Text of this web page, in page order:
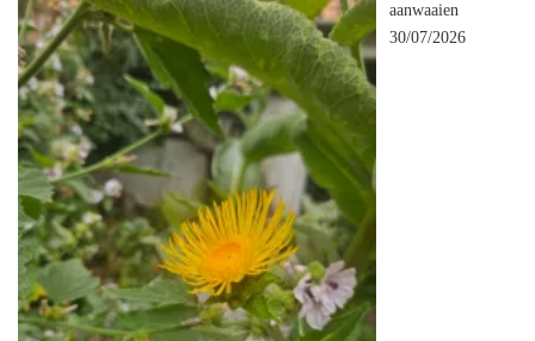
aanwaaien
30/07/2026